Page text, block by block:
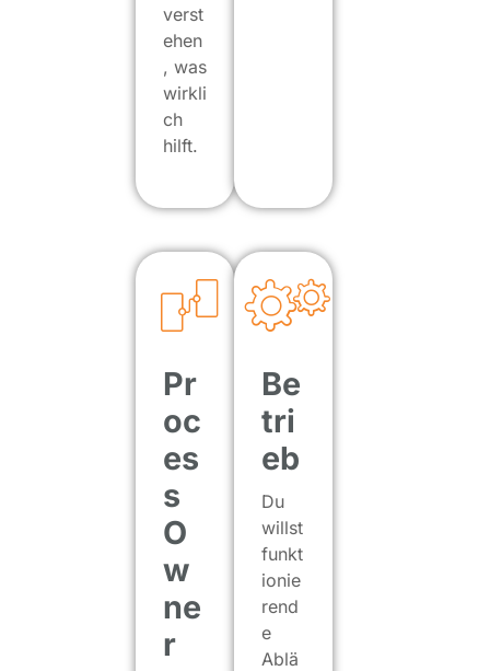
verst
ehen
, was
wirkli
ch
hilft.
Pr
oc
es
s
O
w
ne
r
Be
tri
eb
Du
willst
funkt
ionie
rend
e
Ablä